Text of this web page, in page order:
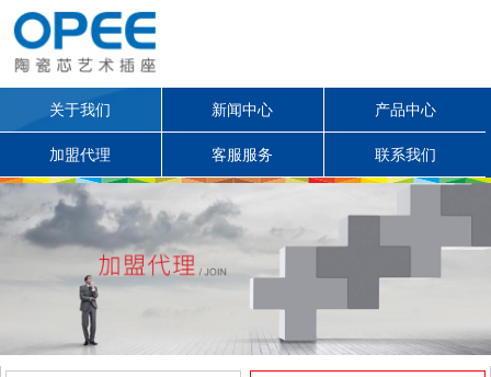
关于我们 新闻中心 产品中心
加盟代理 客服服务 联系我们